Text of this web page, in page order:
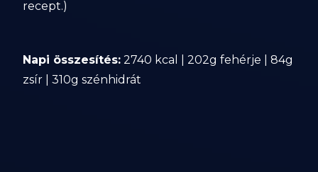
recept.)
Napi összesítés: 2740 kcal | 202g fehérje | 84g
zsír | 310g szénhidrát